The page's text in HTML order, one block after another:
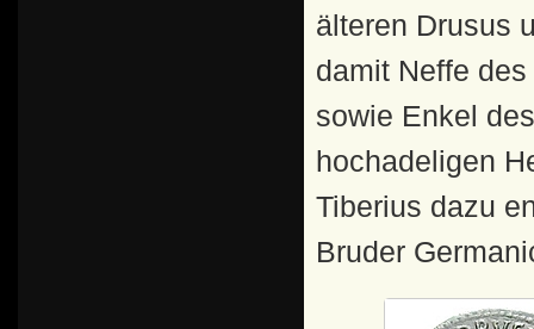
älteren Drusus
damit Neffe
sowie Enkel
hochadeligen
Tiberius dazu
Bruder